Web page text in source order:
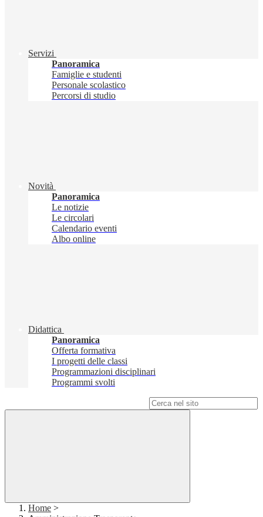
Servizi
Panoramica
Famiglie e studenti
Personale scolastico
Percorsi di studio
Novità
Panoramica
Le notizie
Le circolari
Calendario eventi
Albo online
Didattica
Panoramica
Offerta formativa
I progetti delle classi
Programmazioni disciplinari
Programmi svolti
Home >